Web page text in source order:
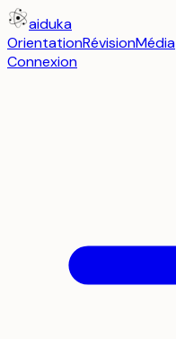
aiduka
OrientationRévisionMédia
Connexion